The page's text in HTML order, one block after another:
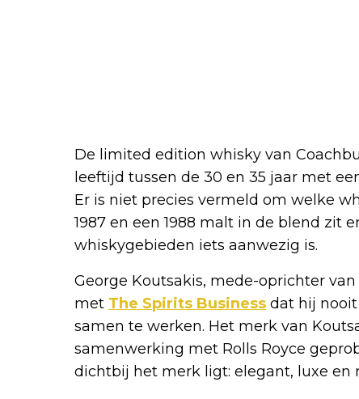
De limited edition whisky van
leeftijd tussen de 30 en 35 jaar met
Er is niet precies vermeld om welke
1987 en een 1988 malt in de blend zit
whiskygebieden iets aanwezig is.
George Koutsakis, mede-oprichter
met The Spirits Business dat hij
samen te werken. Het merk van
samenwerking met Rolls Royce
dichtbij het merk ligt: elegant, luxe en